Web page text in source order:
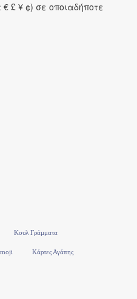
£ ¥ ¢) σε οποιαδήποτε
Κουλ Γράμματα
Κάρτες Αγάπης